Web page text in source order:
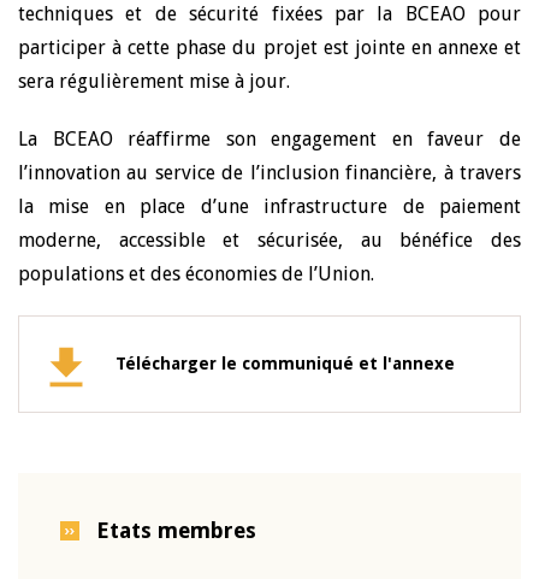
techniques et de sécurité fixées par la BCEAO pour
participer à cette phase du projet est jointe en annexe et
sera régulièrement mise à jour.
La BCEAO réaffirme son engagement en faveur de
l’innovation au service de l’inclusion financière, à travers
la mise en place d’une infrastructure de paiement
moderne, accessible et sécurisée, au bénéfice des
populations et des économies de l’Union.
Télécharger le communiqué et l'annexe
Etats membres